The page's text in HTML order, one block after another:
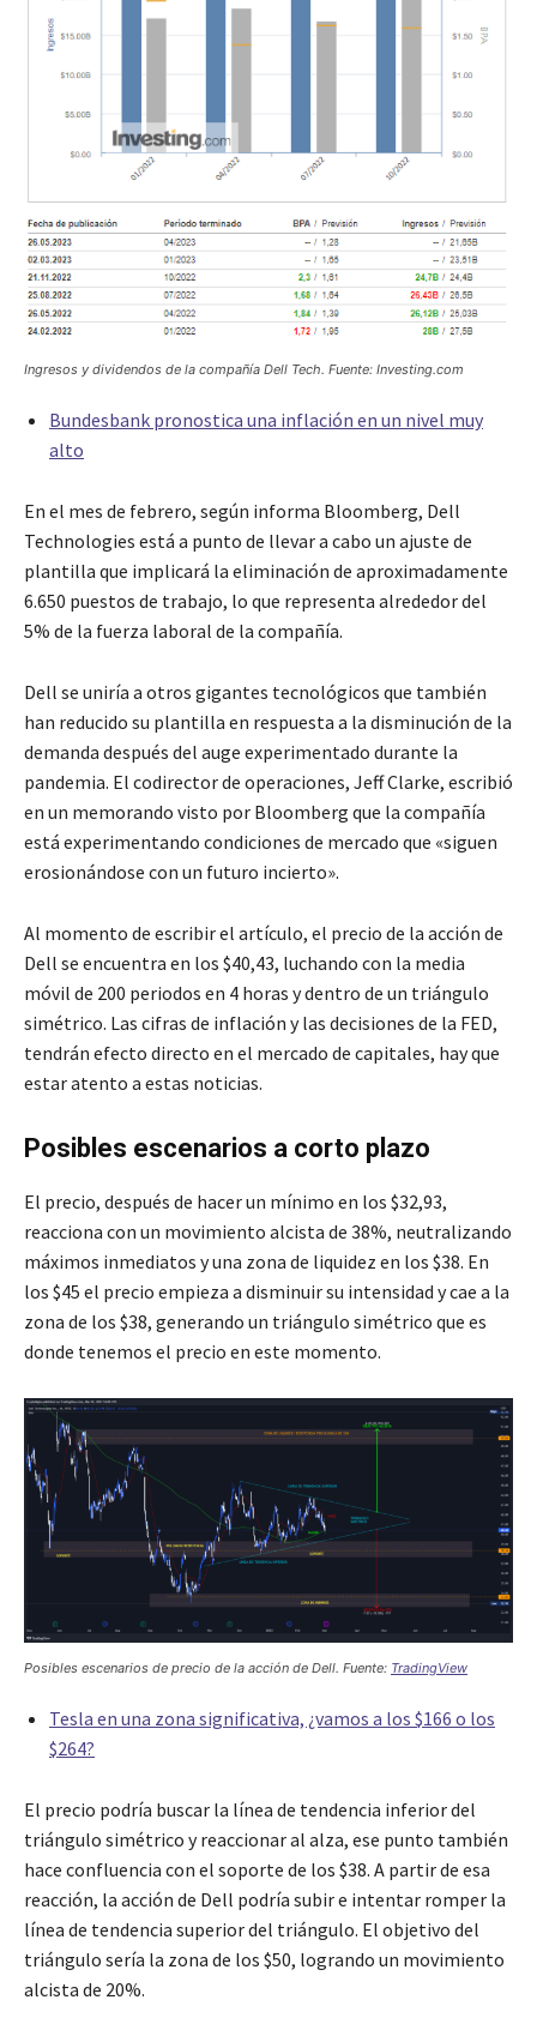
Ingresos y dividendos de la compañía Dell Tech. Fuente: Investing.com
Bundesbank pronostica una inflación en un nivel muy
alto
En el mes de febrero, según informa Bloomberg, Dell
Technologies está a punto de llevar a cabo un ajuste de
plantilla que implicará la eliminación de aproximadamente
6.650 puestos de trabajo, lo que representa alrededor del
5% de la fuerza laboral de la compañía.
Dell se uniría a otros gigantes tecnológicos que también
han reducido su plantilla en respuesta a la disminución de la
demanda después del auge experimentado durante la
pandemia. El codirector de operaciones, Jeff Clarke, escribió
en un memorando visto por Bloomberg que la compañía
está experimentando condiciones de mercado que «siguen
erosionándose con un futuro incierto».
Al momento de escribir el artículo, el precio de la acción de
Dell se encuentra en los $40,43, luchando con la media
móvil de 200 periodos en 4 horas y dentro de un triángulo
simétrico. Las cifras de inflación y las decisiones de la FED,
tendrán efecto directo en el mercado de capitales, hay que
estar atento a estas noticias.
Posibles escenarios a corto plazo
El precio, después de hacer un mínimo en los $32,93,
reacciona con un movimiento alcista de 38%, neutralizando
máximos inmediatos y una zona de liquidez en los $38. En
los $45 el precio empieza a disminuir su intensidad y cae a la
zona de los $38, generando un triángulo simétrico que es
donde tenemos el precio en este momento.
Posibles escenarios de precio de la acción de Dell. Fuente: TradingView
Tesla en una zona significativa, ¿vamos a los $166 o los
$264?
El precio podría buscar la línea de tendencia inferior del
triángulo simétrico y reaccionar al alza, ese punto también
hace confluencia con el soporte de los $38. A partir de esa
reacción, la acción de Dell podría subir e intentar romper la
línea de tendencia superior del triángulo. El objetivo del
triángulo sería la zona de los $50, logrando un movimiento
alcista de 20%.